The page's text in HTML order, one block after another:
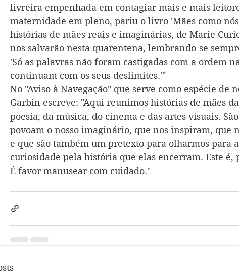
livreira empenhada em contagiar mais e mais
maternidade em pleno, pariu o livro 'Mães como
histórias de mães reais e imaginárias, de Marie
nos salvarão nesta quarentena, lembrando-se
'Só as palavras não foram castigadas com a ordem
continuam com os seus deslimites.'"
No "Aviso à Navegação" que serve como espécie de
Garbin escreve: "Aqui reunimos histórias de mães
poesia, da música, do cinema e das artes visuais.
povoam o nosso imaginário, que nos inspiram, que
e que são também um pretexto para olharmos para
curiosidade pela história que elas encerram. Este
É favor manusear com cuidado."